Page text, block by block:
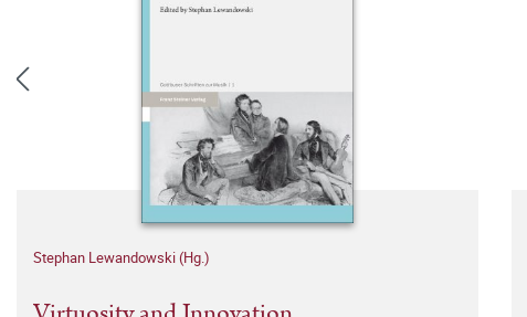
Stephan Lewandowski (Hg.)